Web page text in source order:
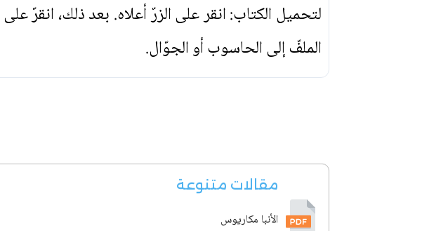
لتحميل الكتاب: انقر على الزرّ أعلاه. بعد ذلك، انقرّ
الملفّ إلى الحاسوب أو الجوّال.
مقالات متنوعة
الأنبا مكاريوس